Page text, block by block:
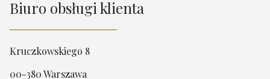
Biuro obsługi klienta
Kruczkowskiego 8
00-380 Warszawa